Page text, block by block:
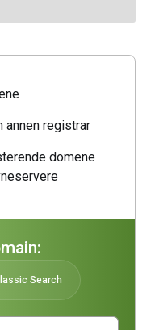
annen registrar
domene
Search